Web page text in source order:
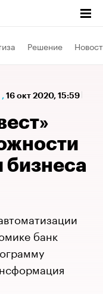
Решение
, 16 окт 2020, 15:59
банк